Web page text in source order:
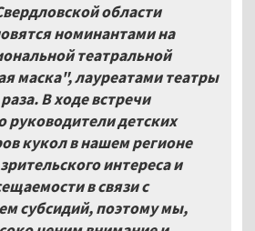
области
номинантами на
театральной
маска", лауреатами театры
В ходе встречи
руководители детских
кукол в нашем регионе
интереса и
в связи с
субсидий, поэтому мы,